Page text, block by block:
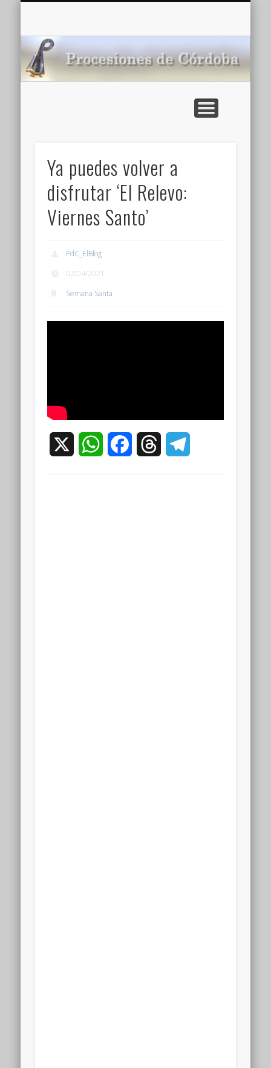
Ya puedes volver a
disfrutar ‘El Relevo:
Viernes Santo’
PdC_ElBlog
02/04/2021
Semana Santa
WhatsAppFacebookThreads